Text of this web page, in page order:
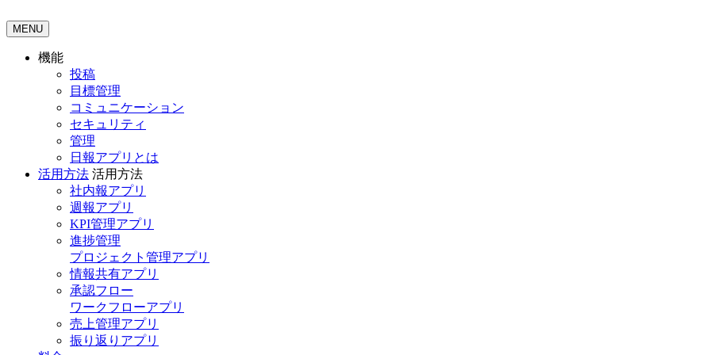
MENU
機能
投稿
目標管理
コミュニケーション
セキュリティ
管理
日報アプリとは
活用方法 活用方法
社内報アプリ
週報アプリ
KPI管理アプリ
進捗管理
プロジェクト管理アプリ
情報共有アプリ
承認フロー
ワークフローアプリ
売上管理アプリ
振り返りアプリ